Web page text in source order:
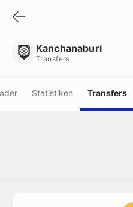
Kanchanaburi
Transfers
Statistiken Transfers